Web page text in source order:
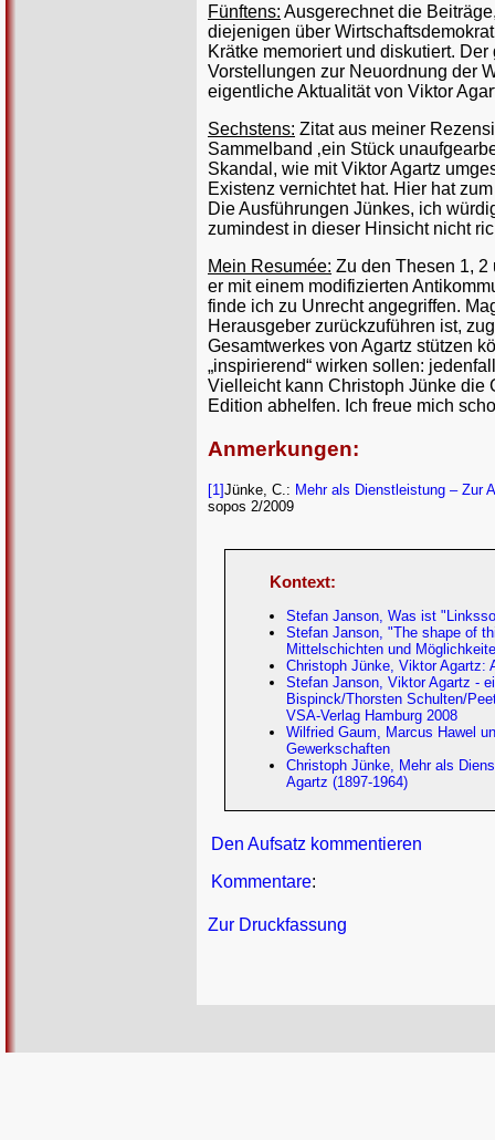
Fünftens: Ausgerechnet die
diejenigen über
Krätke memoriert und diskutiert.
Vorstellungen zur Neuordnung der
eigentliche Aktualität von Viktor
Sechstens: Zitat aus meiner
Sammelband ‚ein Stück
Skandal, wie mit Viktor Agartz
Existenz vernichtet hat. Hier hat
Die Ausführungen Jünkes, ich
zumindest in dieser Hinsicht nicht
Mein Resumée: Zu den Thesen 1,
er mit einem modifizierten
finde ich zu Unrecht angegriffen.
Herausgeber zurückzuführen ist,
Gesamtwerkes von Agartz stützen
„inspirierend“ wirken sollen:
Vielleicht kann Christoph Jünke die
Edition abhelfen. Ich freue mich
Anmerkungen:
[1]Jünke, C.: Mehr als Dienstleistung – Zur
sopos 2/2009
Kontext:
Stefan Janson, Was ist
Stefan Janson, "The shape of
Mittelschichten und
Christoph Jünke, Viktor Agartz:
Stefan Janson, Viktor Agartz -
Bispinck/Thorsten Schulten/
VSA-Verlag Hamburg 2008
Wilfried Gaum, Marcus Hawel
Gewerkschaften
Christoph Jünke, Mehr als
Agartz (1897-1964)
Den Aufsatz kommentieren
Kommentare:
Zur Druckfassung